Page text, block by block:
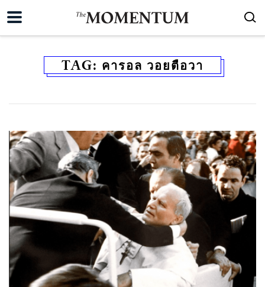
TAG: คารอล วอยตือวา